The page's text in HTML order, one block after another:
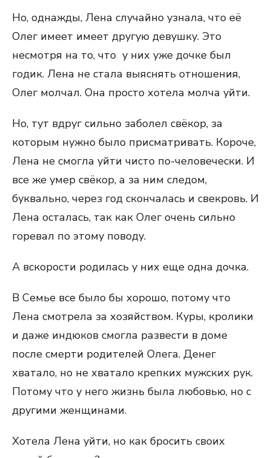
Но, однажды, Лена случайно узнала, что её
Олег имеет имеет другую девушку. Это
несмотря на то, что у них уже дочке был
годик. Лена не стала выяснять отношения,
Олег молчал. Она просто хотела молча уйти.
Но, тут вдруг сильно заболел свёкор, за
которым нужно было присматривать. Короче,
Лена не смогла уйти чисто по-человечески. И
все же умер свёкор, а за ним следом,
буквально, через год скончалась и свекровь. И
Лена осталась, так как Олег очень сильно
горевал по этому поводу.
А вскорости родилась у них еще одна дочка.
В Семье все было бы хорошо, потому что
Лена смотрела за хозяйством. Куры, кролики
и даже индюков смогла развести в доме
после смерти родителей Олега. Денег
хватало, но не хватало крепких мужских рук.
Потому что у него жизнь была любовью, но с
другими женщинами.
Хотела Лена уйти, но как бросить своих